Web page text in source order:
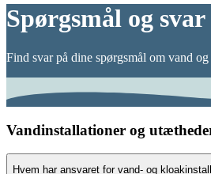
Spørgsmål og svar
Find svar på dine spørgsmål om vand
Vandinstallationer og
Hvem har ansvaret for vand- og